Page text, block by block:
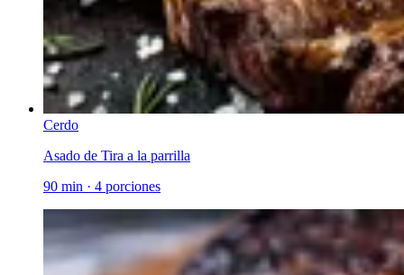
Cerdo
Asado de Tira a la parrilla
90 min · 4 porciones